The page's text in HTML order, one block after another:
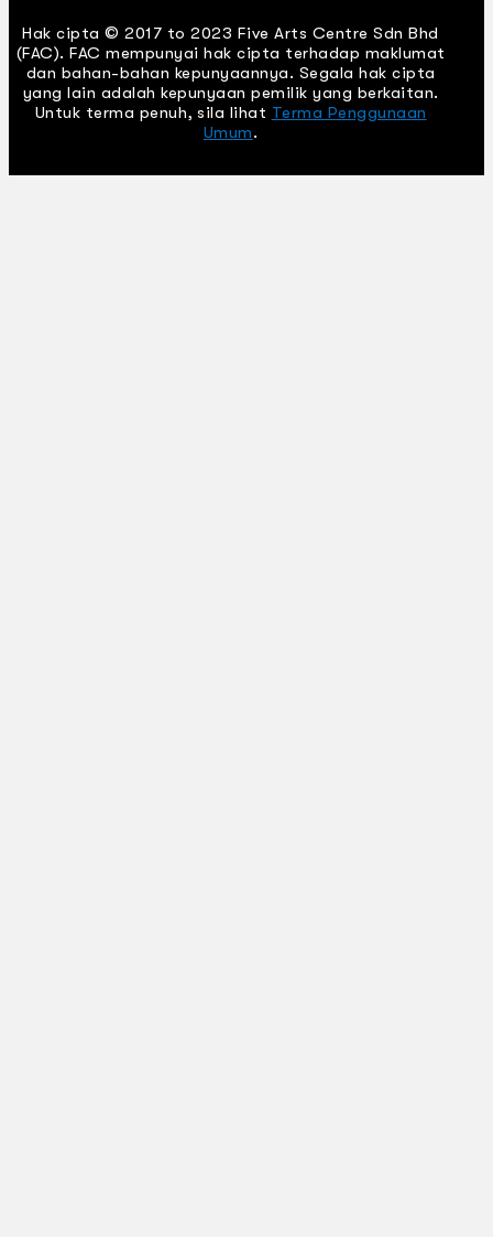
Hak cipta © 2017 to 2023 Five Arts Centre Sdn Bhd
(FAC). FAC mempunyai hak cipta terhadap maklumat
dan bahan-bahan kepunyaannya. Segala hak cipta
yang lain adalah kepunyaan pemilik yang berkaitan.
Untuk terma penuh, sila lihat Terma Penggunaan
Umum.